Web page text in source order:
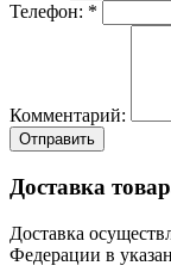
Телефон: *
Комментарий:
Отправить
Доставка
Доставка
Федерации в